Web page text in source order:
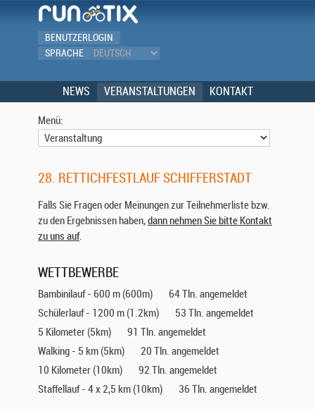
BENUTZERLOGIN
SPRACHE
NEWS VERANSTALTUNGEN KONTAKT
Menü:
28. RETTICHFESTLAUF SCHIFFERSTADT
Falls Sie Fragen oder Meinungen zur Teilnehmerliste bzw.
zu den Ergebnissen haben,dann nehmen Sie bitte Kontakt
zu uns auf.
WETTBEWERBE
Bambinilauf - 600 m (600m)
64 Tln. angemeldet
Schülerlauf - 1200 m (1.2km)
53 Tln. angemeldet
5 Kilometer (5km)
91 Tln. angemeldet
Walking - 5 km (5km)
20 Tln. angemeldet
10 Kilometer (10km)
92 Tln. angemeldet
Staffellauf - 4 x 2,5 km (10km)
36 Tln. angemeldet